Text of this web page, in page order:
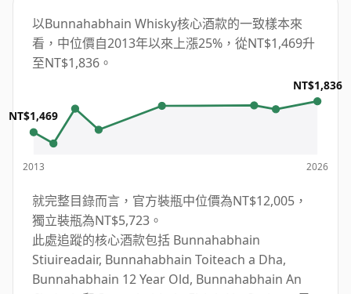
以Bunnahabhain Whisky核心酒款的一致樣本來
看，中位價自2013年以來上漲25%，從NT$1,469升
至NT$1,836。
NT$1,469
2013
NT$1,836
2026
就完整目錄而言，官方裝瓶中位價為NT$12,005，
獨立裝瓶為NT$5,723。
此處追蹤的核心酒款包括 Bunnahabhain
Stiuireadair, Bunnahabhain Toiteach a Dha,
Bunnahabhain 12 Year Old, Bunnahabhain An